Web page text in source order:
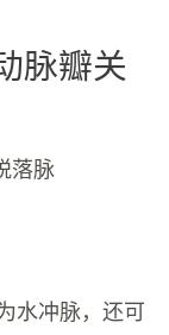
脉瓣关
落脉
水冲脉，还可